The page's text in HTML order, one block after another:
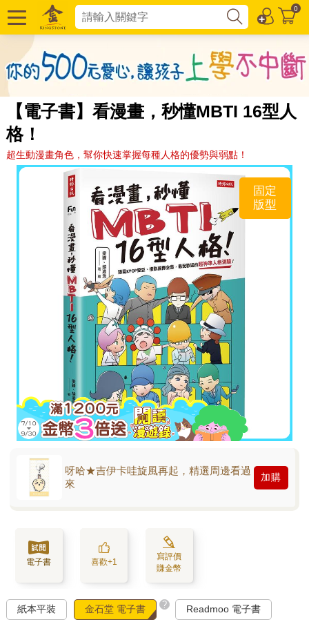
0
【電子書】看漫畫，秒懂MBTI 16型人
格！
超生動漫畫角色，幫你快速掌握每種人格的優勢與弱點！
固定
版型
呀哈★吉伊卡哇旋風再起，精選周邊看過
來
加購
電子書 喜歡+1
寫評價
賺金幣
紙本平裝 金石堂 電子書 ? Readmoo 電子書